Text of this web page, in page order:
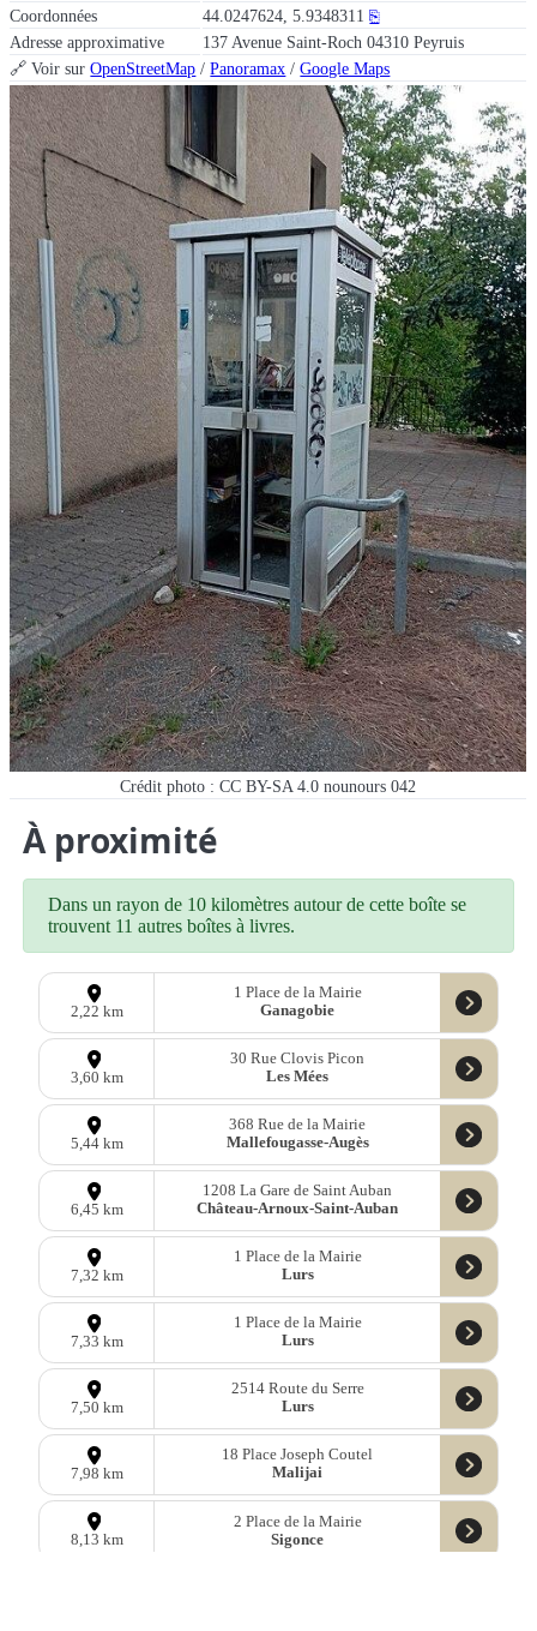
Coordonnées
44.0247624, 5.9348311 ⎘
Adresse approximative
137 Avenue Saint-Roch 04310 Peyruis
🔗 Voir surOpenStreetMap /Panoramax /Google Maps
Crédit photo : CC BY-SA 4.0 nounours 042
À proximité
Dans un rayon de 10 kilomètres autour de cette boîte se
trouvent 11 autres boîtes à livres.
2,22 km
1 Place de la Mairie
Ganagobie
3,60 km
30 Rue Clovis Picon
Les Mées
5,44 km
368 Rue de la Mairie
Mallefougasse-Augès
6,45 km
1208 La Gare de Saint Auban
Château-Arnoux-Saint-Auban
7,32 km
1 Place de la Mairie
Lurs
7,33 km
1 Place de la Mairie
Lurs
7,50 km
2514 Route du Serre
Lurs
7,98 km
18 Place Joseph Coutel
Malijai
8,13 km
2 Place de la Mairie
Sigonce